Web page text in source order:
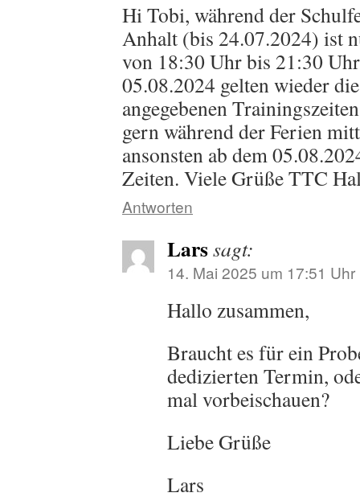
Hi Tobi, während der
Anhalt (bis 24.07.2024) ist
von 18:30 Uhr bis 21:30
05.08.2024 gelten wieder
angegebenen
gern während der Ferien
ansonsten ab dem
Zeiten. Viele Grüße TTC
Antworten
Larssagt:
14. Mai 2025 um 17:51 Uhr
Hallo zusammen,
Braucht es für ein
dedizierten Termin,
mal vorbeischauen?
Liebe Grüße
Lars